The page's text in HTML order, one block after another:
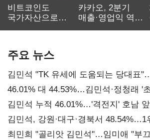
비트코인도
국가자산으로…'
카카오, 2분기
매출·영업익 역대
주요 뉴스
김민석 "TK 유세에 도움되는 당대표
대표된 양 당직 배분"
46.01% 대 44.53%…김민석·정청래 '
김민석 누적 46.01%…'격전지' 호남
(2보)
김민석, 강원·대구·경북서 48.54%…1
최민희 "골리앗 김민석"…임미애 "부